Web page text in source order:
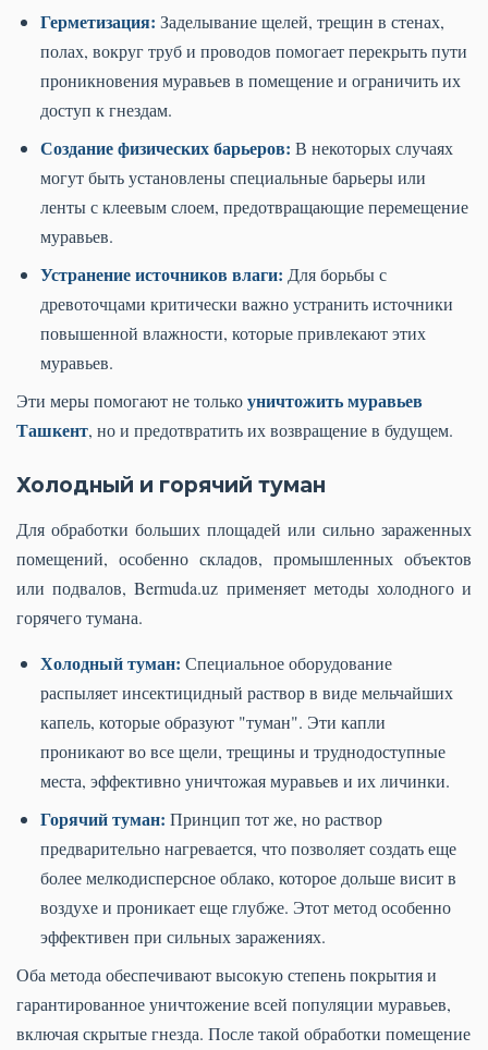
Герметизация: Заделывание щелей, трещин в стенах,
полах, вокруг труб и проводов помогает перекрыть пути
проникновения муравьев в помещение и ограничить их
доступ к гнездам.
Создание физических барьеров: В некоторых случаях
могут быть установлены специальные барьеры или
ленты с клеевым слоем, предотвращающие перемещение
муравьев.
Устранение источников влаги: Для борьбы с
древоточцами критически важно устранить источники
повышенной влажности, которые привлекают этих
муравьев.
Эти меры помогают не толькоуничтожить муравьев
Ташкент, но и предотвратить их возвращение в будущем.
Холодный и горячий туман
Для обработки больших площадей или сильно зараженных
помещений, особенно складов, промышленных объектов
или подвалов, Bermuda.uz применяет методы холодного и
горячего тумана.
Холодный туман: Специальное оборудование
распыляет инсектицидный раствор в виде мельчайших
капель, которые образуют "туман". Эти капли
проникают во все щели, трещины и труднодоступные
места, эффективно уничтожая муравьев и их личинки.
Горячий туман: Принцип тот же, но раствор
предварительно нагревается, что позволяет создать еще
более мелкодисперсное облако, которое дольше висит в
воздухе и проникает еще глубже. Этот метод особенно
эффективен при сильных заражениях.
Оба метода обеспечивают высокую степень покрытия и
гарантированное уничтожение всей популяции муравьев,
включая скрытые гнезда. После такой обработки помещение